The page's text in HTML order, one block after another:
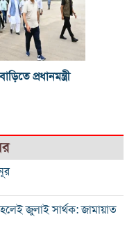
প্রধানমন্ত্রী
জুলাই সার্থক: জামায়াত